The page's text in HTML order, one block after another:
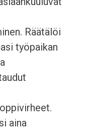
Räätälöi
työpaikan
aina